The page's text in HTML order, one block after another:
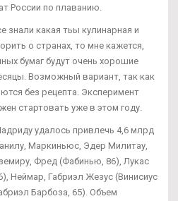
России по плаванию.
знали какая тьы кулинарная и
о странах, то мне кажется,
бумаг будут очень хорошие
Возможный вариант, так как
без рецепта. Эксперимент
стартовать уже в этом году.
удалось привлечь 4,6 млрд
Маркиньюс, Эдер Милитау,
Фред (Фабинью, 86), Лукас
Неймар, Габриэл Жезус (Винисиус
Барбоза, 65). Объем